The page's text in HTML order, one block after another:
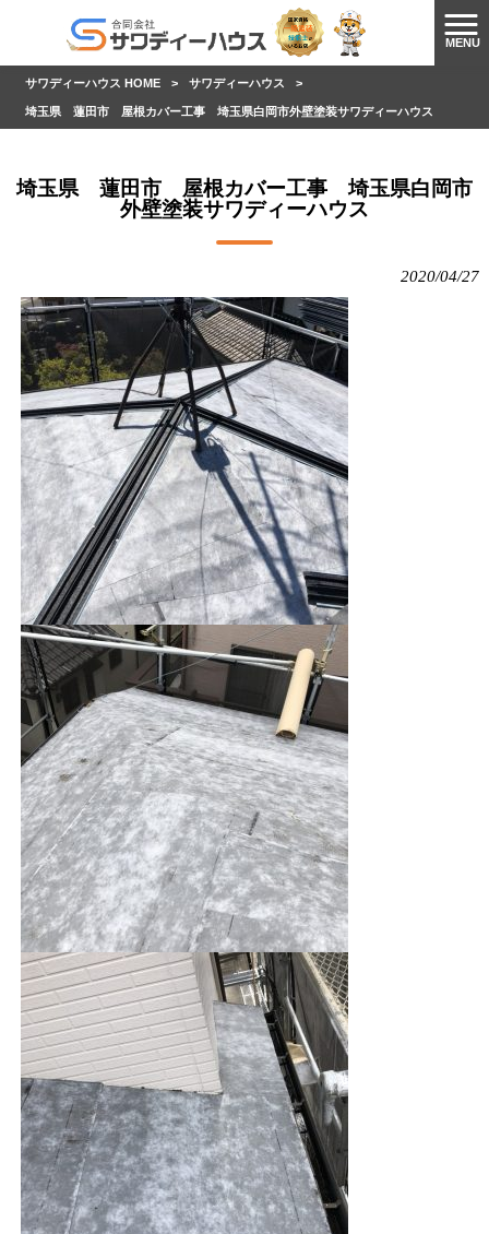
MENU
サワディーハウス HOME > サワディーハウス >
埼玉県 蓮田市 屋根カバー工事 埼玉県白岡市外壁塗装サワディーハウス
埼玉県 蓮田市 屋根カバー工事 埼玉県白岡市
外壁塗装サワディーハウス
2020/04/27